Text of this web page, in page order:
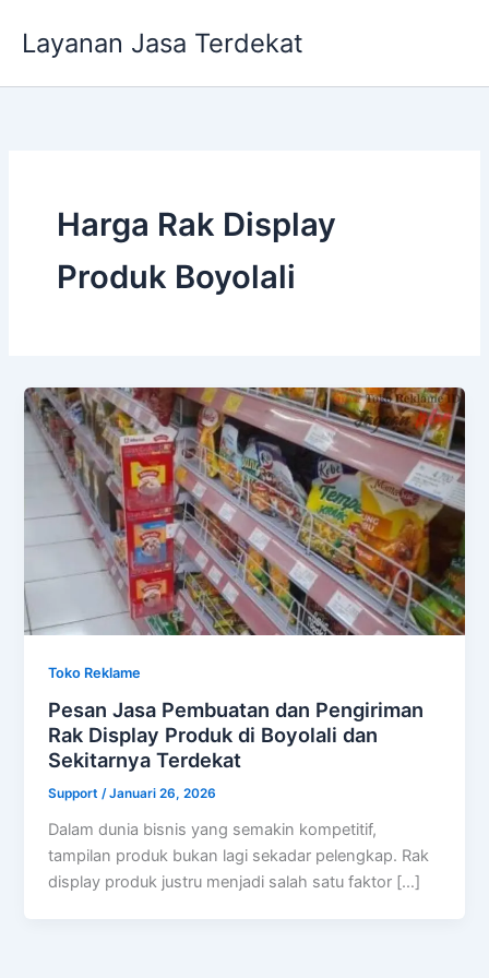
Layanan Jasa Terdekat
Harga Rak Display
Produk Boyolali
Toko Reklame
Pesan Jasa Pembuatan dan Pengiriman
Rak Display Produk di Boyolali dan
Sekitarnya Terdekat
Support/Januari 26, 2026
Dalam dunia bisnis yang semakin kompetitif,
tampilan produk bukan lagi sekadar pelengkap. Rak
display produk justru menjadi salah satu faktor […]